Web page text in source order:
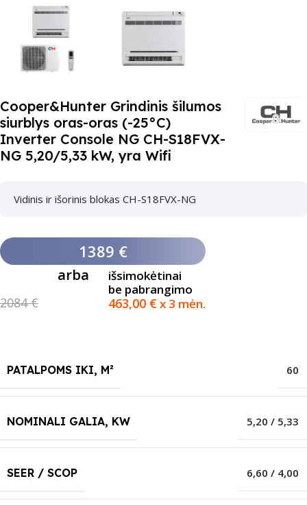
Cooper&Hunter Grindinis šilumos
siurblys oras-oras (-25°C)
Inverter Console NG CH-S18FVX-
NG 5,20/5,33 kW, yra Wifi
Vidinis ir išorinis blokas CH-S18FVX-NG
1389 €
2084 €
arba
išsimokėtinai
be pabrangimo
463,00 €x 3 mėn.
PATALPOMS IKI, M² 60
NOMINALI GALIA, KW 5,20 / 5,33
SEER / SCOP 6,60 / 4,00